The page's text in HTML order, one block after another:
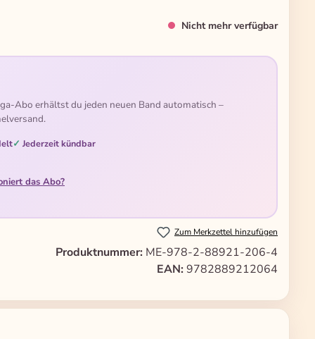
Nicht mehr verfügbar
Abo erhältst du jeden neuen Band automatisch –
Jederzeit kündbar
das Abo?
Zum Merkzettel hinzufügen
Produktnummer: ME-978-2-88921-206-4
EAN: 9782889212064